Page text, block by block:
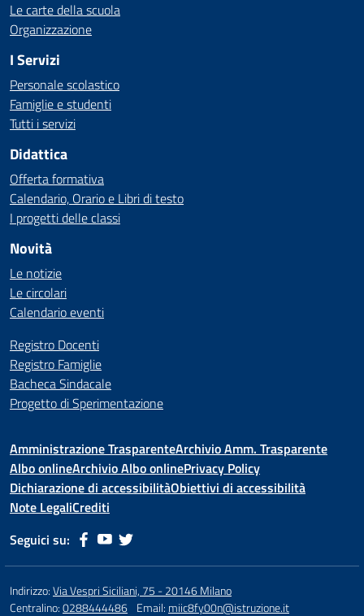
Le carte della scuola
Organizzazione
I Servizi
Personale scolastico
Famiglie e studenti
Tutti i servizi
Didattica
Offerta formativa
Calendario, Orario e Libri di testo
I progetti delle classi
Novità
Le notizie
Le circolari
Calendario eventi
Registro Docenti
Registro Famiglie
Bacheca Sindacale
Progetto di Sperimentazione
Amministrazione TrasparenteArchivio Amm. Trasparente
Albo onlineArchivio Albo onlinePrivacy Policy
Dichiarazione di accessibilitàObiettivi di accessibilità
Note LegaliCrediti
Seguici su:
Indirizzo:Via Vespri Siciliani, 75 - 20146 Milano
Centralino:0288444486 Email: miic8fy00n@istruzione.it